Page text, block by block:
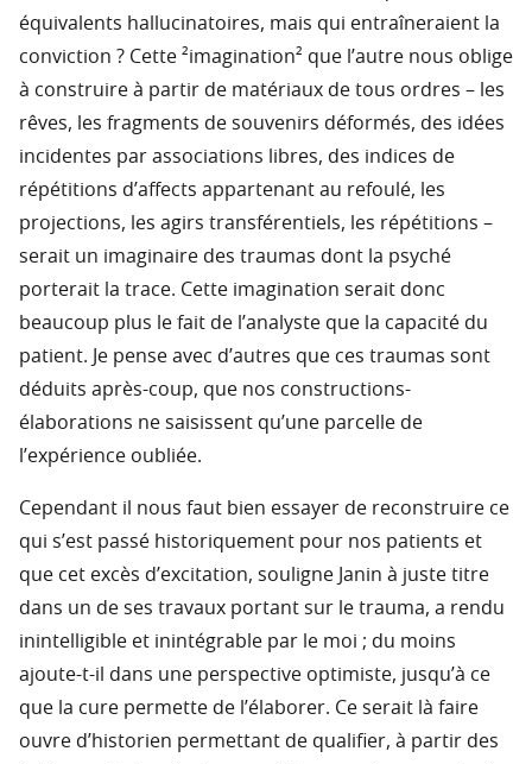
équivalents hallucinatoires, mais qui entraîneraient la
conviction ? Cette ²imagination² que l’autre nous oblige
à construire à partir de matériaux de tous ordres – les
rêves, les fragments de souvenirs déformés, des idées
incidentes par associations libres, des indices de
répétitions d’affects appartenant au refoulé, les
projections, les agirs transférentiels, les répétitions –
serait un imaginaire des traumas dont la psyché
porterait la trace. Cette imagination serait donc
beaucoup plus le fait de l’analyste que la capacité du
patient. Je pense avec d’autres que ces traumas sont
déduits après-coup, que nos constructions-
élaborations ne saisissent qu’une parcelle de
l’expérience oubliée.
Cependant il nous faut bien essayer de reconstruire ce
qui s’est passé historiquement pour nos patients et
que cet excès d’excitation, souligne Janin à juste titre
dans un de ses travaux portant sur le trauma, a rendu
inintelligible et inintégrable par le moi ; du moins
ajoute-t-il dans une perspective optimiste, jusqu’à ce
que la cure permette de l’élaborer. Ce serait là faire
ouvre d’historien permettant de qualifier, à partir des